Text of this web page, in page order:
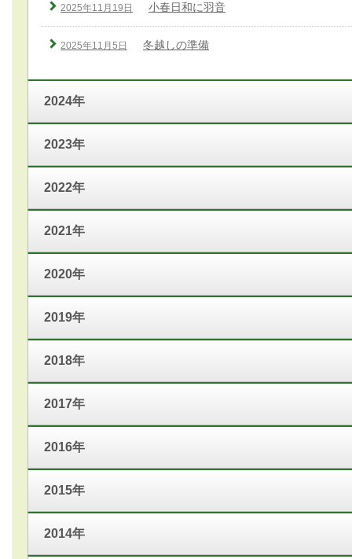
2025年11月19日 小春日和に羽音
2025年11月5日 冬越しの準備
2024年
2023年
2022年
2021年
2020年
2019年
2018年
2017年
2016年
2015年
2014年